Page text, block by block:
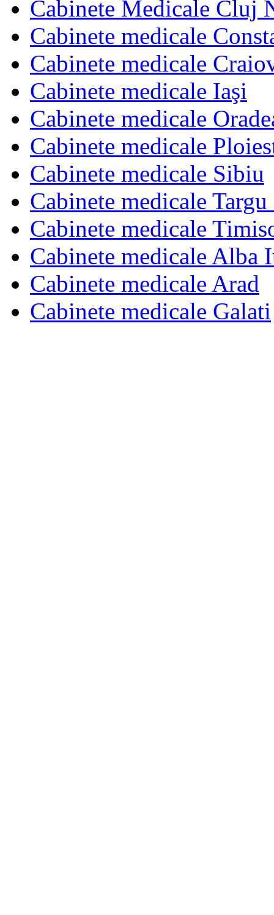
Cabinete Medicale Cluj
Cabinete medicale
Cabinete medicale
Cabinete medicale Iaşi
Cabinete medicale
Cabinete medicale
Cabinete medicale Sibiu
Cabinete medicale
Cabinete medicale
Cabinete medicale Alba
Cabinete medicale Arad
Cabinete medicale Galati